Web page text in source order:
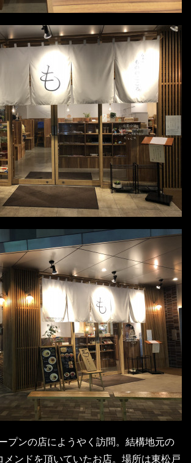
プンの店にようやく訪問。結構地元の
ンドを頂いていたお店。場所は東松戸